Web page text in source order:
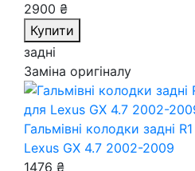
2900 ₴
Купити
задні
Заміна оригіналу
Гальмівні колодки задні
Lexus GX 4.7 2002-2009
1476 ₴